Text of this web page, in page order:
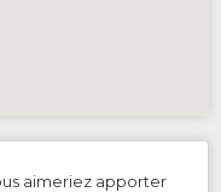
aimeriez apporter